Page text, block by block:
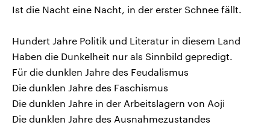
Ist die Nacht eine Nacht, in der erster Schnee fällt.
Hundert Jahre Politik und Literatur in diesem Land
Haben die Dunkelheit nur als Sinnbild gepredigt.
Für die dunklen Jahre des Feudalismus
Die dunklen Jahre des Faschismus
Die dunklen Jahre in der Arbeitslagern von Aoji
Die dunklen Jahre des Ausnahmezustandes